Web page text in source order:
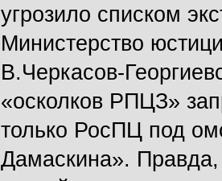
угрозило списком
Министерство
В.Черкасов-
«осколков РПЦЗ»
только РосПЦ под
Дамаскина». Правда,